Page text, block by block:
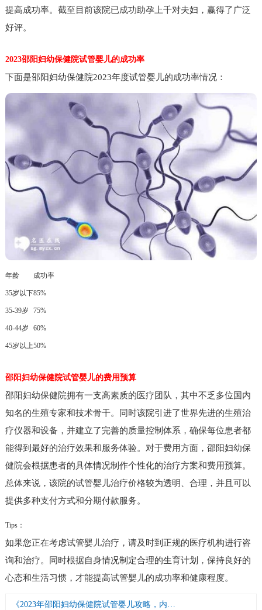
提高成功率。截至目前该院已成功助孕上千对夫妇，赢得了广泛
好评。
2023邵阳妇幼保健院试管婴儿的成功率
下面是邵阳妇幼保健院2023年度试管婴儿的成功率情况：
年龄 成功率
35岁以下85%
35-39岁 75%
40-44岁 60%
45岁以上50%
邵阳妇幼保健院试管婴儿的费用预算
邵阳妇幼保健院拥有一支高素质的医疗团队，其中不乏多位国内
知名的生殖专家和技术骨干。同时该院引进了世界先进的生殖治
疗仪器和设备，并建立了完善的质量控制体系，确保每位患者都
能得到最好的治疗效果和服务体验。 对于费用方面，邵阳妇幼保
健院会根据患者的具体情况制作个性化的治疗方案和费用预算。
总体来说，该院的试管婴儿治疗价格较为透明、合理，并且可以
提供多种支付方式和分期付款服务。
Tips：
如果您正在考虑试管婴儿治疗，请及时到正规的医疗机构进行咨
询和治疗。同时根据自身情况制定合理的生育计划，保持良好的
心态和生活习惯，才能提高试管婴儿的成功率和健康程度。
《2023年邵阳妇幼保健院试管婴儿攻略，内附成功率及其费用预算！_1》